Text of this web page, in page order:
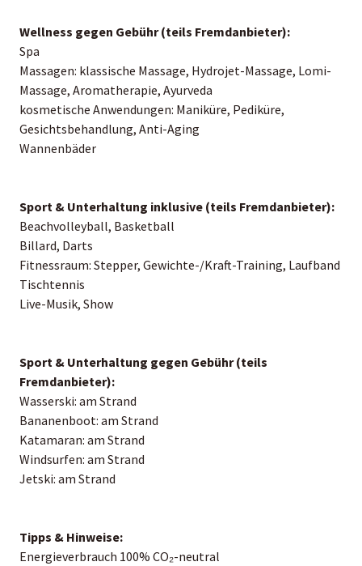
Wellness gegen Gebühr (teils Fremdanbieter):
Spa
Massagen: klassische Massage, Hydrojet-Massage, Lomi-
Massage, Aromatherapie, Ayurveda
kosmetische Anwendungen: Maniküre, Pediküre,
Gesichtsbehandlung, Anti-Aging
Wannenbäder
Sport & Unterhaltung inklusive (teils Fremdanbieter):
Beachvolleyball, Basketball
Billard, Darts
Fitnessraum: Stepper, Gewichte-/Kraft-Training, Laufband
Tischtennis
Live-Musik, Show
Sport & Unterhaltung gegen Gebühr (teils
Fremdanbieter):
Wasserski: am Strand
Bananenboot: am Strand
Katamaran: am Strand
Windsurfen: am Strand
Jetski: am Strand
Tipps & Hinweise:
Energieverbrauch 100% CO₂-neutral